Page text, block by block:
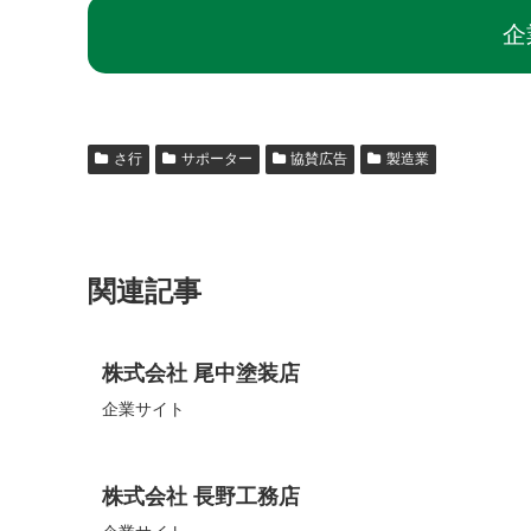
企
さ行 サポーター 協賛広告 製造業
関連記事
株式会社 尾中塗装店
企業サイト
株式会社 長野工務店